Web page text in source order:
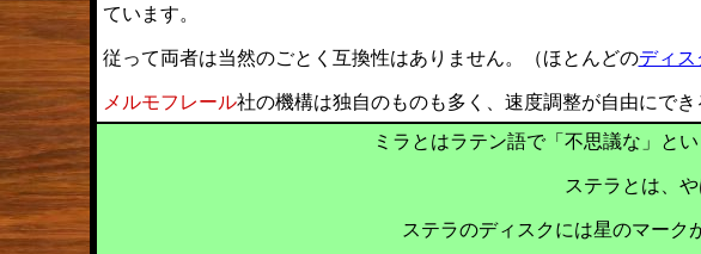
ています。
従って両者は当然のごとく互換性はありません。（ほとんどのディス
メルモフレール社の機構は独自のものも多く、速度調整が自由にでき
ミラとはラテン語で「不思議な」と
ステラとは、
ステラのディスクには星のマーク